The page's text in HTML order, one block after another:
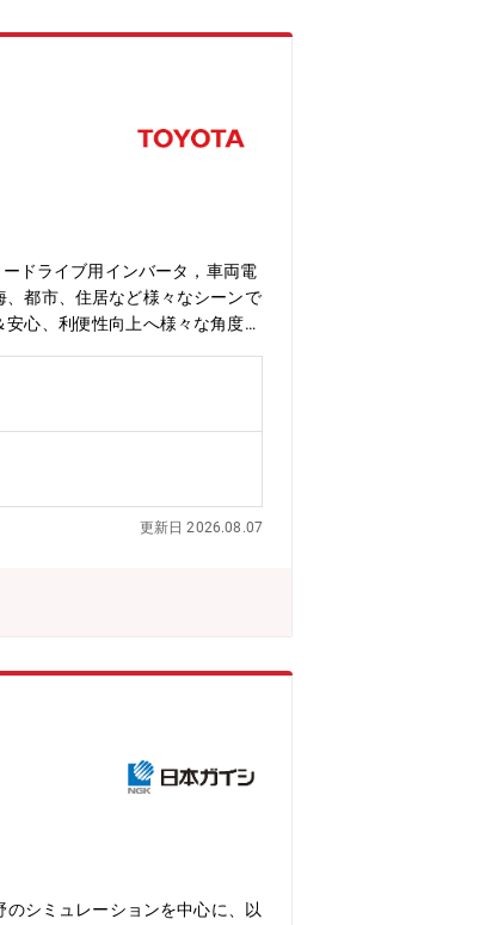
ドライブ用インバータ，車両電
都市、住居など様々なシーンで
心、利便性向上へ様々な角度か
ト・システムの性能企画 及
なたが開発したクルマを走ら
術（電力変換技術）は、モビリ
の中を一緒に変えて行きましょ
今後、拡大していく技術領
成長しやすい環境です。◆世界中
も沢山いて、新しいチャレンジ
製品が世の中のお客様に触れて
発は社内外から大変注目されて
る。現状は4日/週程度で在社勤
発を進めています。■採用の背
ル推進において、至る所で必
更新日 2026.08.07
シミュレーションを中心に、以